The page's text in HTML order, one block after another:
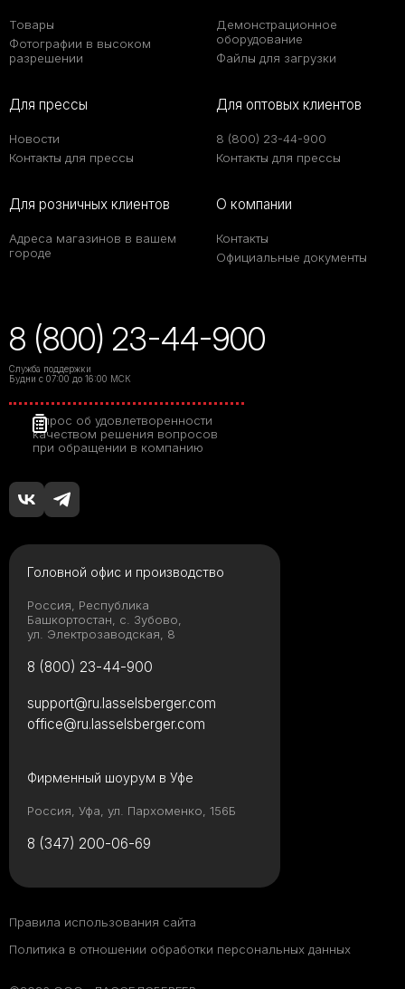
Товары
Фотографии в высоком
разрешении
Демонстрационное
оборудование
Файлы для загрузки
Для прессы
Новости
Контакты для прессы
Для оптовых клиентов
8 (800) 23-44-900
Контакты для прессы
Для розничных клиентов
Адреса магазинов в вашем
городе
О компании
Контакты
Официальные документы
8 (800) 23-44-900
Служба поддержки
Будни с 07:00 до 16:00 МСК
Опрос об удовлетворенности
качеством решения вопросов
при обращении в компанию
Головной офис и производство
Россия, Республика
Башкортостан, с. Зубово,
ул. Электрозаводская, 8
8 (800) 23-44-900
Фирменный шоурум в Уфе
Россия, Уфа, ул. Пархоменко, 156Б
8 (347) 200-06-69
support@ru.lasselsberger.com
office@ru.lasselsberger.com
Правила использования сайта
Политика в отношении обработки персональных данных